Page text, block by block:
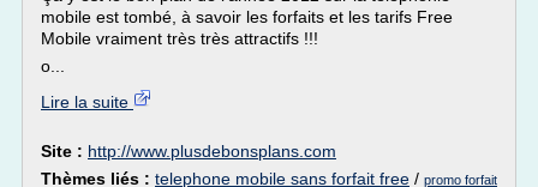
mobile est tombé, à savoir les forfaits et les tarifs Free
Mobile vraiment très très attractifs !!!
o...
Lire la suite
Site : http://www.plusdebonsplans.com
Thèmes liés : telephone mobile sans forfait free / promo forfait